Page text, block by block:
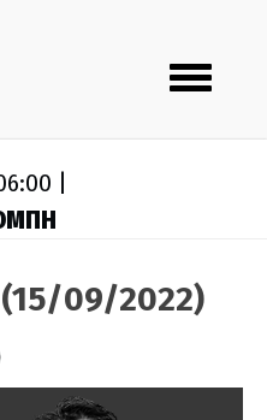
Toggle
navigation
|
09/2022)